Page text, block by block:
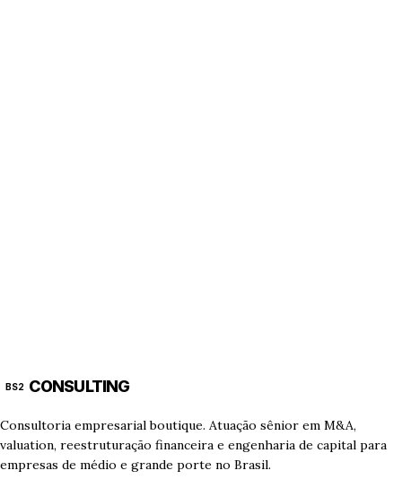
BS2 CONSULTING
Consultoria empresarial boutique. Atuação sênior em M&A,
valuation, reestruturação financeira e engenharia de capital para
empresas de médio e grande porte no Brasil.